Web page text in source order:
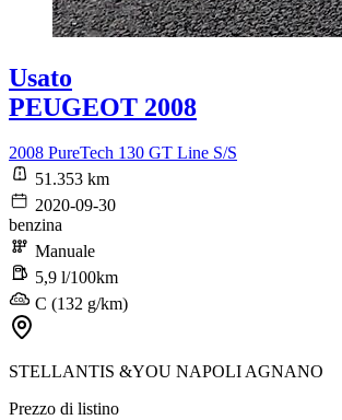
Usato
PEUGEOT 2008
2008 PureTech 130 GT Line S/S
51.353 km
2020-09-30
benzina
Manuale
5,9 l/100km
C (132 g/km)
STELLANTIS &YOU NAPOLI AGNANO
Prezzo di listino